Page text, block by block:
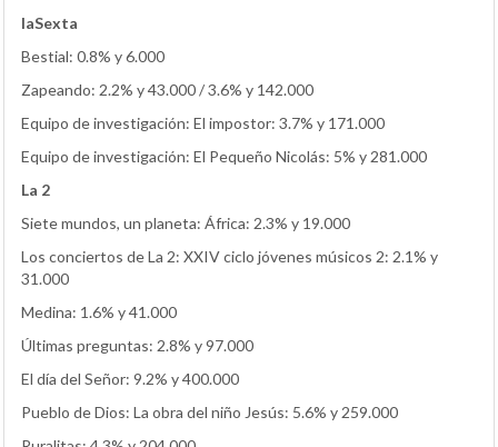
laSexta
Bestial: 0.8% y 6.000
Zapeando: 2.2% y 43.000 / 3.6% y 142.000
Equipo de investigación: El impostor: 3.7% y 171.000
Equipo de investigación: El Pequeño Nicolás: 5% y 281.000
La 2
Siete mundos, un planeta: África: 2.3% y 19.000
Los conciertos de La 2: XXIV ciclo jóvenes músicos 2: 2.1% y
31.000
Medina: 1.6% y 41.000
Últimas preguntas: 2.8% y 97.000
El día del Señor: 9.2% y 400.000
Pueblo de Dios: La obra del niño Jesús: 5.6% y 259.000